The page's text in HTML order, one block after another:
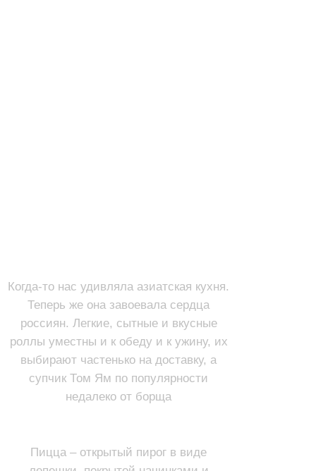
Когда-то нас удивляла азиатская кухня.
Теперь же она завоевала сердца
россиян. Легкие, сытные и вкусные
роллы уместны и к обеду и к ужину, их
выбирают частенько на доставку, а
супчик Том Ям по популярности
недалеко от борща
Пицца – открытый пирог в виде